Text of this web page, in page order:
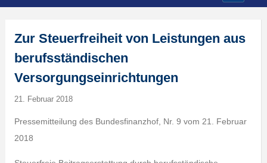
Zur Steuerfreiheit von Leistungen aus
berufsständischen
Versorgungseinrichtungen
21. Februar 2018
Pressemitteilung des Bundesfinanzhof, Nr. 9 vom 21. Februar
2018